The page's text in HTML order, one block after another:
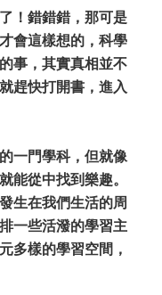
！錯錯錯，那可是
會這樣想的，科學
事，其實真相並不
趕快打開書，進入
一門學科，但就像
能從中找到樂趣。
生在我們生活的周
一些活潑的學習主
多樣的學習空間，